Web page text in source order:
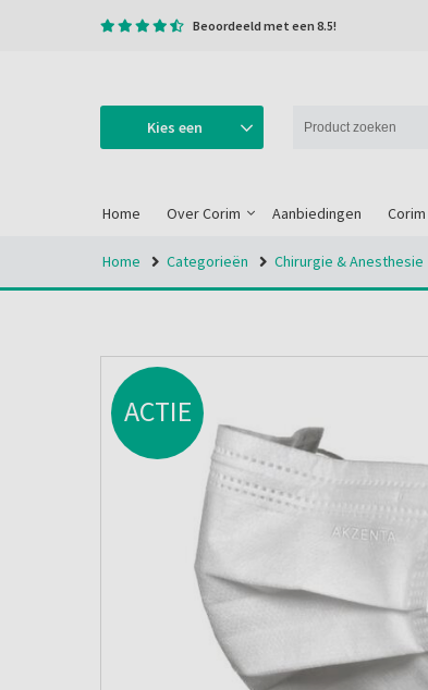
Beoordeeld met een 8.5!
Kies een
Home Over Corim Aanbiedingen
Home Categorieën Chirurgie & Anesthesie
ACTIE